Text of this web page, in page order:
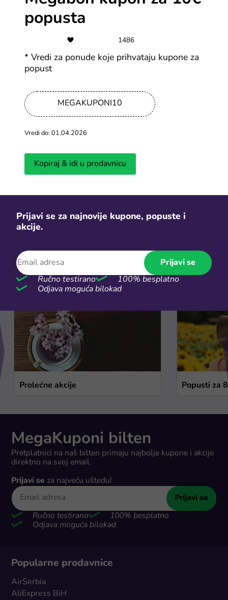
Svi Megabon kuponi Svi Kinguin
Vidi više
Temu tracking za BiH
Dopunjeno 30.08.2025
do kog
Dopunjeno
Sezonske rasprodaje
Vidi više
Prolećne akcije Popusti za
MegaKuponi bilten
Pretplatnici na naš bilten primaju najbolje kupone i akcije
direktno na svoj email.
Prijavi se za najveću uštedu!
Prijavi se
Ručno testirano
100% besplatno
Odjava moguća bilokad
Popularne prodavnice
AirSerbia
AliExpress BiH
popusta
1486
* Vredi za ponude koje prihvataju kupone za
popust
MEGAKUPONI10
Vredi do: 01.04.2026
Kopiraj & idi u prodavnicu
Prijavi se za najnovije kupone, popuste i
akcije.
Prijavi se
Ručno testirano
100% besplatno
Odjava moguća bilokad